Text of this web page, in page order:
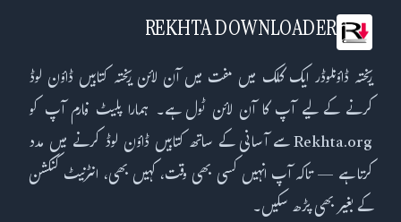
REKHTA DOWNLOADER
ریختہ ڈاؤنلوڈر ایک کلک میں مفت میں آن لائن ریختہ کتابیں ڈاؤن لوڈ
کرنے کے لیے آپ کا آن لائن ٹول ہے۔ ہمارا پلیٹ فارم آپ کو
Rekhta.org سے آسانی کے ساتھ کتابیں ڈاؤن لوڈ کرنے میں مدد
کرتا ہے — تاکہ آپ انہیں کسی بھی وقت، کہیں بھی، انٹرنیٹ کنکشن
کے بغیر بھی پڑھ سکیں۔